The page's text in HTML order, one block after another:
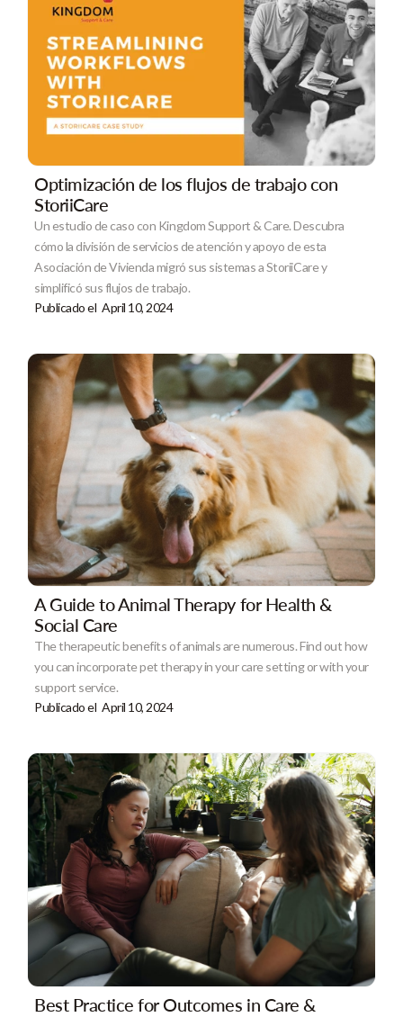
Optimización de los flujos de trabajo con
StoriiCare
Un estudio de caso con Kingdom Support & Care. Descubra
cómo la división de servicios de atención y apoyo de esta
Asociación de Vivienda migró sus sistemas a StoriiCare y
simplificó sus flujos de trabajo.
Publicado el April 10, 2024
A Guide to Animal Therapy for Health &
Social Care
The therapeutic benefits of animals are numerous. Find out how
you can incorporate pet therapy in your care setting or with your
support service.
Publicado el April 10, 2024
Best Practice for Outcomes in Care &